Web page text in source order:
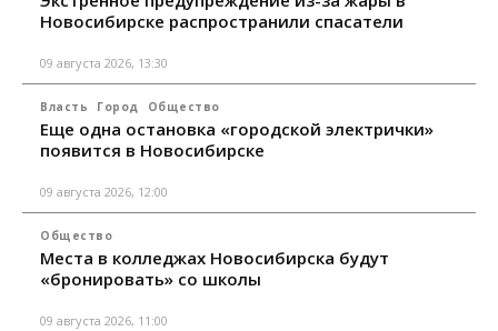
Новосибирске распространили спасатели
09 августа 2026, 13:30
Власть Город Общество
Еще одна остановка «городской электрички»
появится в Новосибирске
09 августа 2026, 12:00
Общество
Места в колледжах Новосибирска будут
«бронировать» со школы
09 августа 2026, 11:00